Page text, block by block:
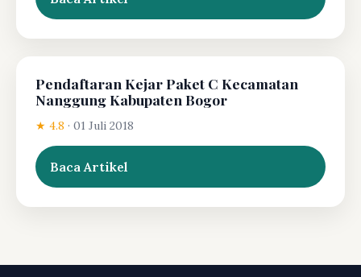
Pendaftaran Kejar Paket C Kecamatan
Nanggung Kabupaten Bogor
★ 4.8 · 01 Juli 2018
Baca Artikel